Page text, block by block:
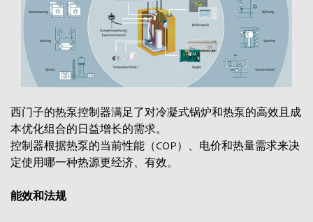
西门子的热泵控制器满足了对冷凝式锅炉和热泵的高效且成
本优化组合的日益增长的需求。
控制器根据热泵的当前性能（COP）、电价和热量需求来决
定使用哪一种热源更经济、有效。
能效和法规